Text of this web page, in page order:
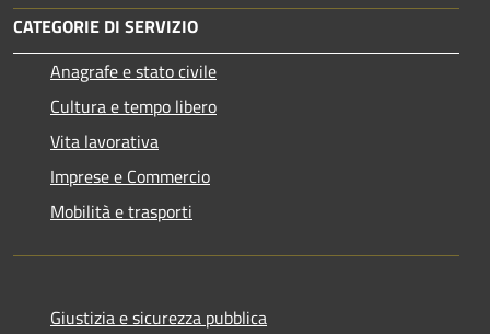
CATEGORIE DI SERVIZIO
Anagrafe e stato civile
Cultura e tempo libero
Vita lavorativa
Imprese e Commercio
Mobilità e trasporti
Giustizia e sicurezza pubblica